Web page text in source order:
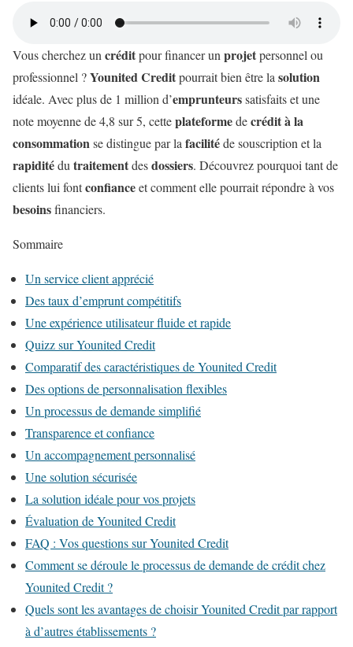
Vous cherchez uncréditpour financer unprojetpersonnel ou
professionnel ?Younited Creditpourrait bien être lasolution
idéale. Avec plus de 1 million d’emprunteurssatisfaits et une
note moyenne de 4,8 sur 5, cetteplateformedecrédit à la
consommationse distingue par lafacilitéde souscription et la
rapiditédutraitementdesdossiers. Découvrez pourquoi tant de
clients lui fontconfianceet comment elle pourrait répondre à vos
besoinsfinanciers.
Sommaire
Un service client apprécié
Des taux d’emprunt compétitifs
Une expérience utilisateur fluide et rapide
Quizz sur Younited Credit
Comparatif des caractéristiques de Younited Credit
Des options de personnalisation flexibles
Un processus de demande simplifié
Transparence et confiance
Un accompagnement personnalisé
Une solution sécurisée
La solution idéale pour vos projets
Évaluation de Younited Credit
FAQ : Vos questions sur Younited Credit
Comment se déroule le processus de demande de crédit chez
Younited Credit ?
Quels sont les avantages de choisir Younited Credit par rapport
à d’autres établissements ?